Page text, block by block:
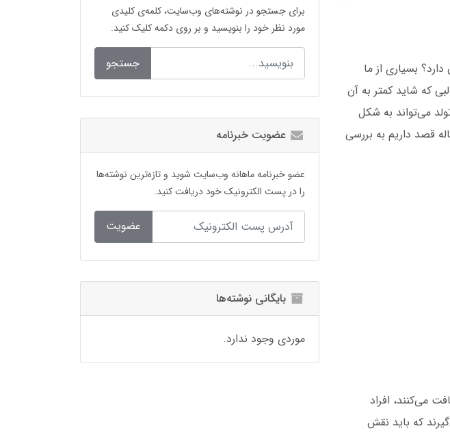
بسیاری از ما
که شاید کمتر به آن
می‌تواند به شکل
قصد داریم به بررسی
می‌کنند، افراد
که باید نقش
برای جستجو در نوشته‌های وب‌سایت، کلمه‌ی کلیدی
مورد نظر خود را بنویسید و بر روی دکمه کلیک کنید.
جستجو
عضویت خبرنامه
عضو خبرنامه ماهانه وب‌سایت شوید و تازه‌ترین نوشته‌ها
را در پست الکترونیک خود دریافت کنید.
عضویت
بایگانی نوشته‌ها
موردی وجود ندارد.